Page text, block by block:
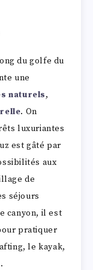
du golfe du
une
naturels,
. On
luxuriantes
est gâté par
aux
de
séjours
canyon, il est
pratiquer
le kayak,